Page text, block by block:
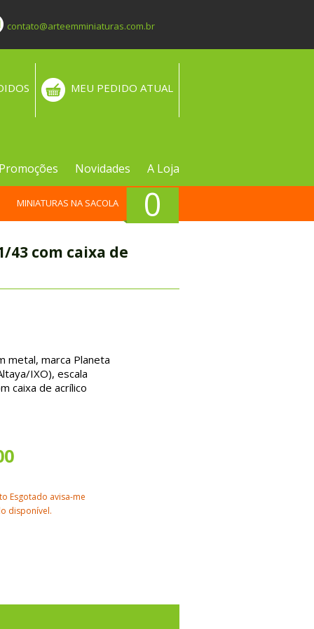
contato@arteemminiaturas.com.br
MEU PEDIDO ATUAL
Promoções Novidades A Loja
0
MINIATURAS NA SACOLA
43 com caixa de
metal, marca Planeta
IXO), escala
caixa de acrílico
Esgotado avisa-me
disponível.